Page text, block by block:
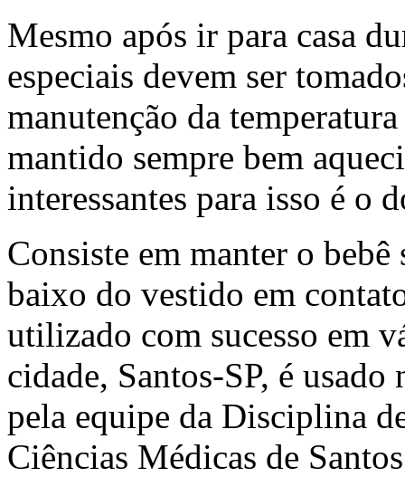
Mesmo após ir para casa
especiais devem ser
manutenção da
mantido sempre bem
interessantes para isso é o
Consiste em manter o
baixo do vestido em
utilizado com sucesso em
cidade, Santos-SP, é
pela equipe da Disciplina
Ciências Médicas de